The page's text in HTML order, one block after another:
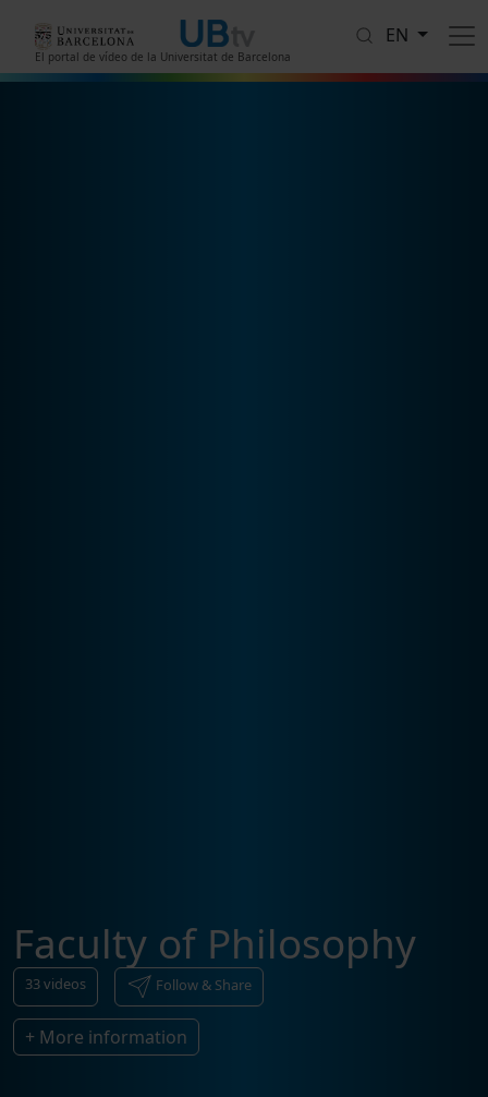
El portal de vídeo de la Universitat de Barcelona
EN
Faculty of Philosophy
33videos Follow & Share
+ More information